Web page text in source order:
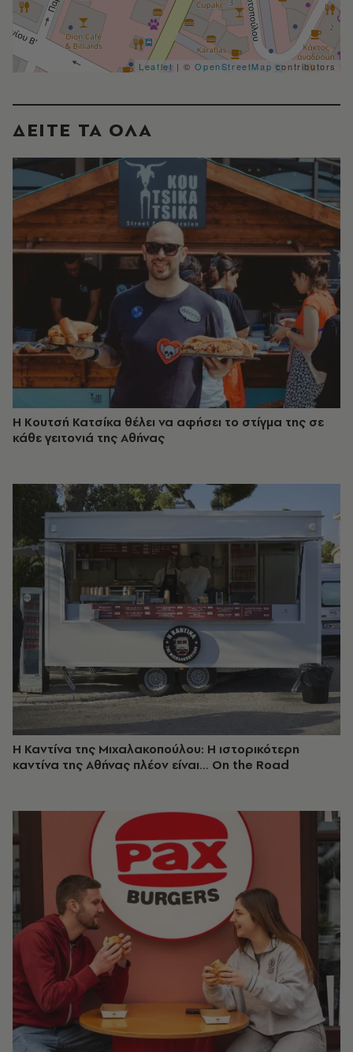
Leaflet | ©OpenStreetMap contributors
ΔΕΙΤΕ ΤΑ ΟΛΑ
Η Κουτσή Κατσίκα θέλει να αφήσει το στίγμα της σε
κάθε γειτονιά της Αθήνας
Η Καντίνα της Μιχαλακοπούλου: Η ιστορικότερη
καντίνα της Αθήνας πλέον είναι… On the Road